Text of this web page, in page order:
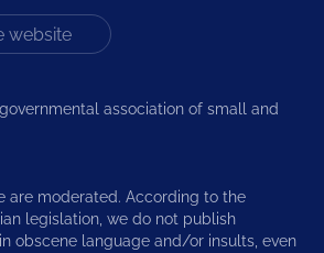
association of small and
are moderated. According to the
legislation, we do not publish
obscene language and/or insults, even